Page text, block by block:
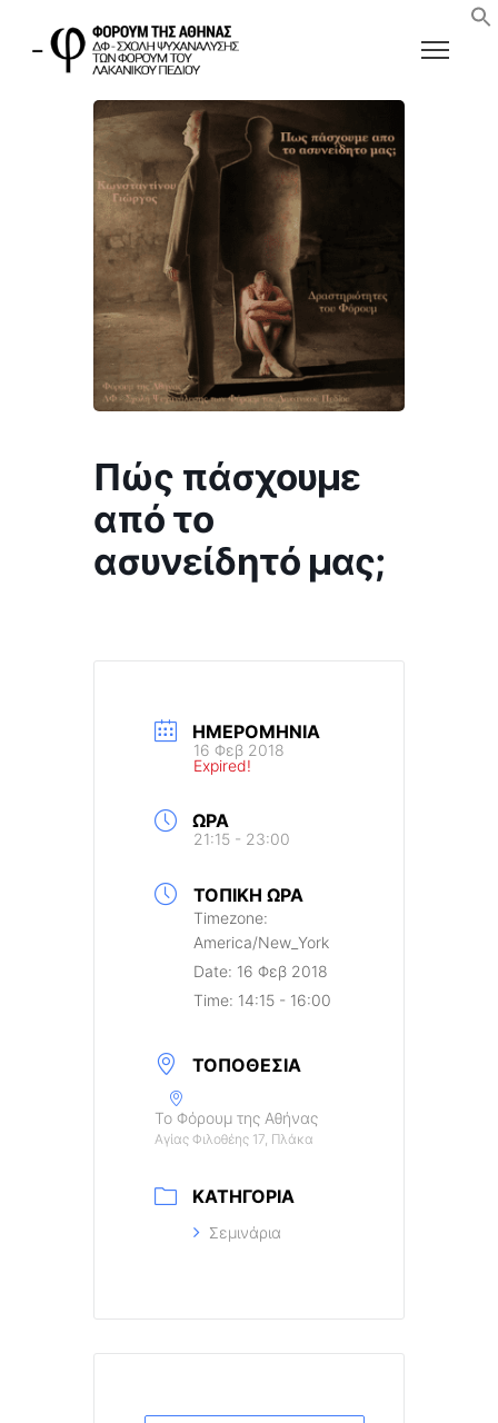
Πώς πάσχουμε
από το
ασυνείδητό μας;
ΗΜΕΡΟΜΗΝΊΑ
16 Φεβ 2018
Expired!
ΏΡΑ
21:15 - 23:00
ΤΟΠΙΚΉ ΏΡΑ
Timezone:
America/New_York
Date: 16 Φεβ 2018
Time: 14:15 - 16:00
ΤΟΠΟΘΕΣΊΑ
Το Φόρουμ της Αθήνας
Αγίας Φιλοθέης 17, Πλάκα
ΚΑΤΗΓΟΡΊΑ
Σεμινάρια